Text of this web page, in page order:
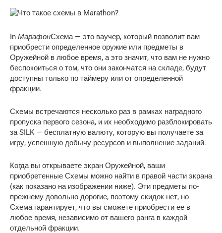
In МарафонСхема — это ваучер, который позволит вам
приобрести определенное оружие или предметы в
Оружейной в любое время, а это значит, что вам не нужно
беспокоиться о том, что они закончатся на складе, будут
доступны только по таймеру или от определенной
фракции.
Схемы встречаются несколько раз в рамках наградного
пропуска первого сезона, и их необходимо разблокировать
за SILK — бесплатную валюту, которую вы получаете за
игру, успешную добычу ресурсов и выполнение заданий.
Когда вы открываете экран Оружейной, ваши
приобретенные Схемы можно найти в правой части экрана
(как показано на изображении ниже). Эти предметы по-
прежнему довольно дорогие, поэтому скидок нет, но
Схема гарантирует, что вы сможете приобрести ее в
любое время, независимо от вашего ранга в каждой
отдельной фракции.